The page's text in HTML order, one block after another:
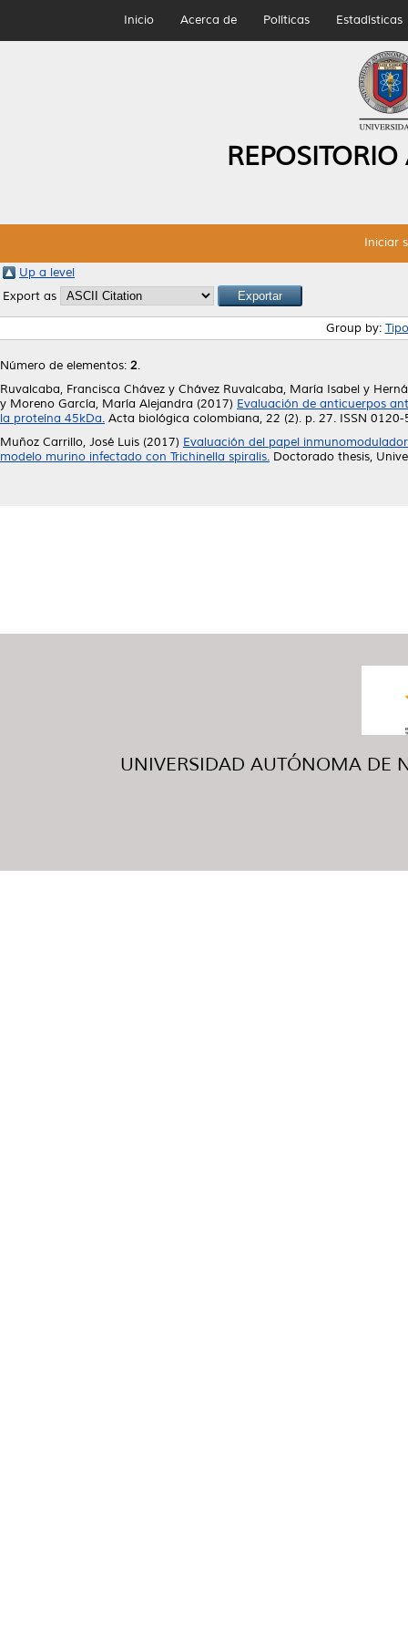
Inicio Acerca de Políticas Estadísticas
Iniciar
Up a level
Export as
Group by:
Número de elementos: 2.
Ruvalcaba, Francisca Chávez y Chávez Ruvalcaba, María Isabel y
y Moreno García, María Alejandra (2017) Evaluación de anticuerpos
la proteína 45kDa. Acta biológica colombiana, 22 (2). p. 27. ISSN 0120-
Muñoz Carrillo, José Luis (2017) Evaluación del papel
modelo murino infectado con Trichinella spiralis. Doctorado thesis,
UNIVERSIDAD AUTÓNOMA DE